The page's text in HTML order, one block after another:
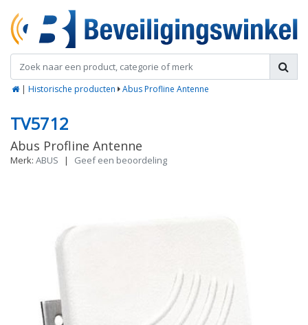
| Historische producten Abus Profline Antenne
TV5712
Abus Profline Antenne
Merk: ABUS | Geef een beoordeling